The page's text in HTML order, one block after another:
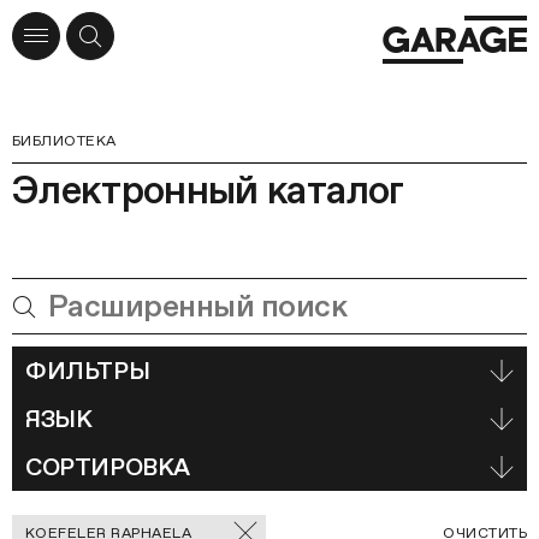
БИБЛИОТЕКА
Электронный каталог
ФИЛЬТРЫ
ЯЗЫК
СОРТИРОВКА
Отмеченные
KOEFELER RAPHAELA ОЧИСТИТЬ